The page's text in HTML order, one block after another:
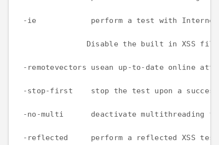
-ie            perform a test with
Disable the built in XSS filter
-remotevectors usean up-to-date online
-stop-first    stop the test upon a
-no-multi      deactivate multithreading
-reflected     perform a reflected XSS